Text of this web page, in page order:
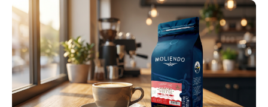
Pratik Filtre Kahve
Exclusive Kahveler
Kafeinsiz Kahveler
Moka Pot
Soğuk Kahve Demleme Ekipmanları
Aeropress